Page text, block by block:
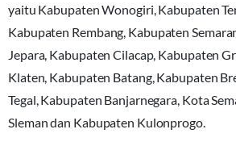
yaitu Kabupaten Wonogiri, Kabupaten
Kabupaten Rembang, Kabupaten
Jepara, Kabupaten Cilacap, Kabupaten
Klaten, Kabupaten Batang, Kabupaten
Tegal, Kabupaten Banjarnegara, Kota
Sleman dan Kabupaten Kulonprogo.